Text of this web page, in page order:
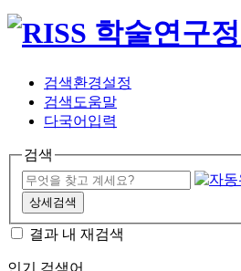
검색환경설정
검색도움말
다국어입력
검색
상세검색
결과 내 재검색